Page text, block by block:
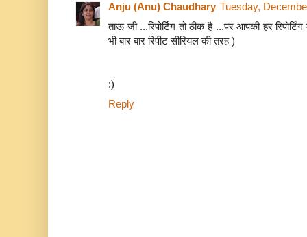
Anju (Anu) Chaudhary Tuesday,
ताऊ जी ...रिपोर्टिंग तो ठीक है ...पर आपकी हर
भी बार बार रिपीट सीरियल की तरह )
:)
Reply